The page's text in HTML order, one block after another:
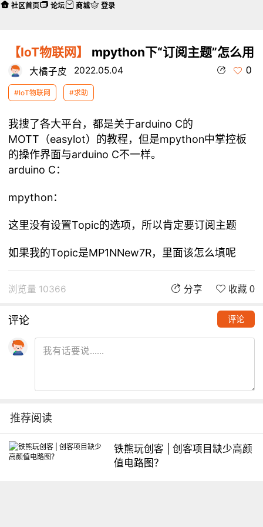
【IoT物联网】 mpython下“订阅主题”怎么用
大橘子皮 2022.05.04 0
#IoT物联网 #求助
我搜了各大平台，都是关于arduino C的
MOTT（easylot）的教程，但是mpython中掌控板
的操作界面与arduino C不一样。
arduino C：
mpython：
这里没有设置Topic的选项，所以肯定要订阅主题
如果我的Topic是MP1NNew7R，里面该怎么填呢
浏览量 10366 分享 收藏 0
评论 评论
推荐阅读
铁熊玩创客 | 创客项目缺少高颜
值电路图？
社区首页 论坛 商城 登录